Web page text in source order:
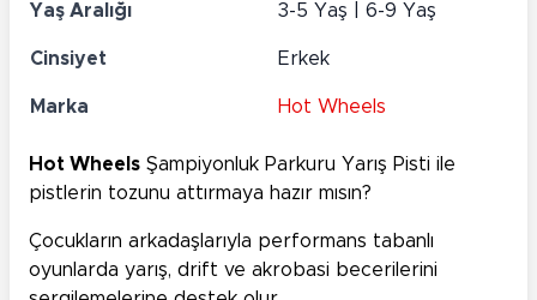
Yaş Aralığı 3-5 Yaş | 6-9 Yaş
Cinsiyet Erkek
Marka Hot Wheels
Hot Wheels Şampiyonluk Parkuru Yarış Pisti ile
pistlerin tozunu attırmaya hazır mısın?
Çocukların arkadaşlarıyla performans tabanlı
oyunlarda yarış, drift ve akrobasi becerilerini